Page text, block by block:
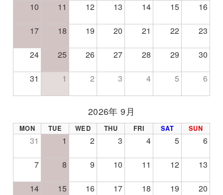
10 11 12 13 14 15 16
17 18 19 20 21 22 23
24 25 26 27 28 29 30
31 1 2 3 4 5 6
2026年 9月
MON TUE WED THU FRI SAT SUN
31 1 2 3 4 5 6
7 8 9 10 11 12 13
14 15 16 17 18 19 20